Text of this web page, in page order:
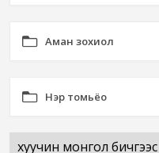
Аман зохиол
Нэр томьёо
хуучин монгол бичгээс